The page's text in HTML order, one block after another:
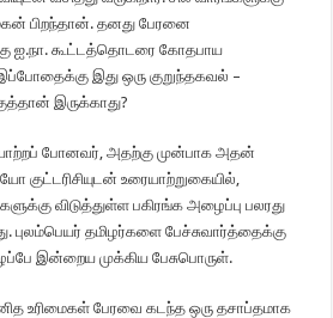
பிறந்தான். தனது பேரனை
ஐ.நா. கூட்டத்தொடரை கோதபாய
இது ஒரு குறுந்தகவல் –
இருக்காது?
போனவர், அதற்கு முன்பாக அதன்
உரையாற்றுகையில்,
விடுத்துள்ள பகிரங்க அழைப்பு பலரது
புலம்பெயர் தமிழர்களை பேச்சுவார்த்தைக்கு
இன்றைய முக்கிய பேசுபொருள்.
உரிமைகள் பேரவை கடந்த ஒரு தசாப்தமாக